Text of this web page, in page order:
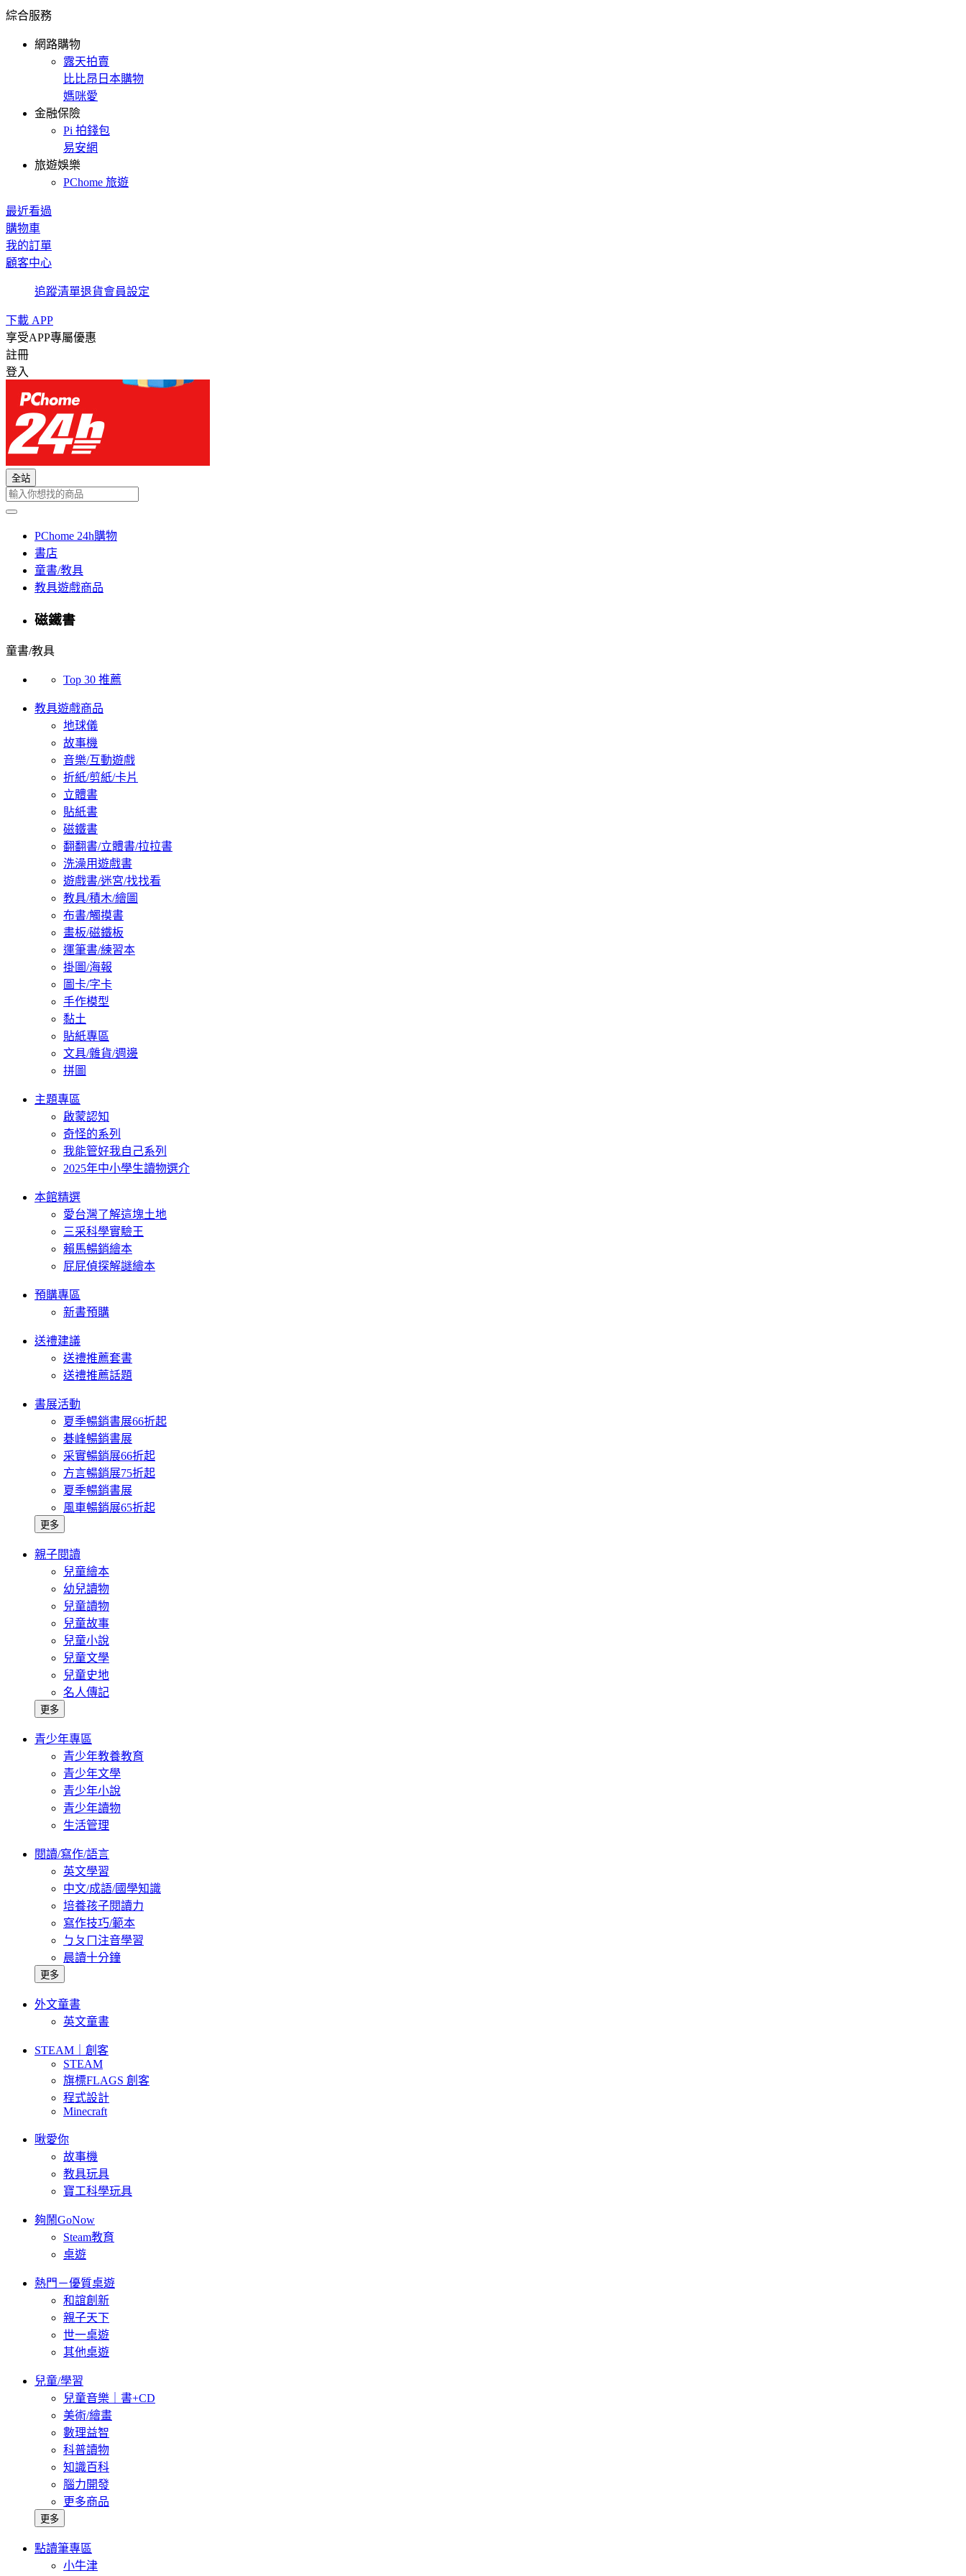
綜合服務
網路購物
露天拍賣
比比昂日本購物
媽咪愛
金融保險
Pi 拍錢包
易安網
旅遊娛樂
PChome 旅遊
最近看過
購物車
我的訂單
顧客中心
追蹤清單退貨會員設定
下載 APP
享受APP專屬優惠
註冊
登入
全站
PChome 24h購物
書店
童書/教具
教具遊戲商品
磁鐵書
童書/教具
Top 30 推薦
教具遊戲商品
地球儀
故事機
音樂/互動遊戲
折紙/剪紙/卡片
立體書
貼紙書
磁鐵書
翻翻書/立體書/拉拉書
洗澡用遊戲書
遊戲書/迷宮/找找看
教具/積木/繪圖
布書/觸摸書
畫板/磁鐵板
運筆書/練習本
掛圖/海報
圖卡/字卡
手作模型
黏土
貼紙專區
文具/雜貨/週邊
拼圖
主題專區
啟蒙認知
奇怪的系列
我能管好我自己系列
2025年中小學生讀物選介
本館精選
愛台灣了解這塊土地
三采科學實驗王
賴馬暢銷繪本
屁屁偵探解謎繪本
預購專區
新書預購
送禮建議
送禮推薦套書
送禮推薦話題
書展活動
夏季暢銷書展66折起
碁峰暢銷書展
采實暢銷展66折起
方言暢銷展75折起
夏季暢銷書展
風車暢銷展65折起
更多
親子閱讀
兒童繪本
幼兒讀物
兒童讀物
兒童故事
兒童小說
兒童文學
兒童史地
名人傳記
更多
青少年專區
青少年教養教育
青少年文學
青少年小說
青少年讀物
生活管理
閱讀/寫作/語言
英文學習
中文/成語/國學知識
培養孩子閱讀力
寫作技巧/範本
ㄅㄆㄇ注音學習
晨讀十分鐘
更多
外文童書
英文童書
STEAM｜創客
STEAM
旗標FLAGS 創客
程式設計
Minecraft
啾愛你
故事機
教具玩具
寶工科學玩具
夠鬧GoNow
Steam教育
桌遊
熱門－優質桌遊
和誼創新
親子天下
世一桌遊
其他桌遊
兒童/學習
兒童音樂｜書+CD
美術/繪畫
數理益智
科普讀物
知識百科
腦力開發
更多商品
更多
點讀筆專區
小牛津